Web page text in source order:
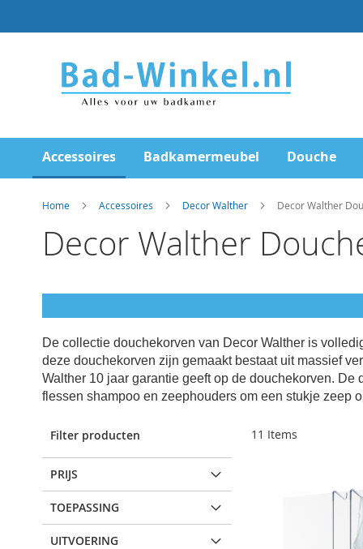
direct
naar
inhoud
Accessoires Badkamermeubel Douche
Home Accessoires Decor Walther Decor Walther
Decor Walther
De collectie douchekorven van Decor Walther is
deze douchekorven zijn gemaakt bestaat uit massief
Walther 10 jaar garantie geeft op de douchekorven. De
flessen shampoo en zeephouders om een stukje zeep
11 Items
Filter producten
PRIJS
TOEPASSING
UITVOERING